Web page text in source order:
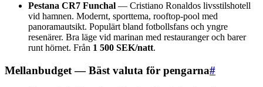
Pestana CR7 Funchal — Cristiano Ronaldos livsstilshotell
vid hamnen. Modernt, sporttema, rooftop-pool med
panoramautsikt. Populärt bland fotbollsfans och yngre
resenärer. Bra läge vid marinan med restauranger och barer
runt hörnet. Från 1 500 SEK/natt.
Mellanbudget — Bäst valuta för pengarna#